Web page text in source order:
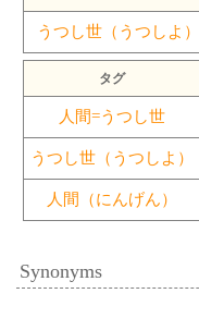
うつし世（うつしよ）
タグ
人間=うつし世
うつし世（うつしよ）
人間（にんげん）
Synonyms